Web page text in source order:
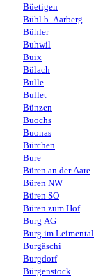
Büetigen
Bühl b. Aarberg
Bühler
Buhwil
Buix
Bülach
Bulle
Bullet
Bünzen
Buochs
Buonas
Bürchen
Bure
Büren an der Aare
Büren NW
Büren SO
Büren zum Hof
Burg AG
Burg im Leimental
Burgäschi
Burgdorf
Bürgenstock